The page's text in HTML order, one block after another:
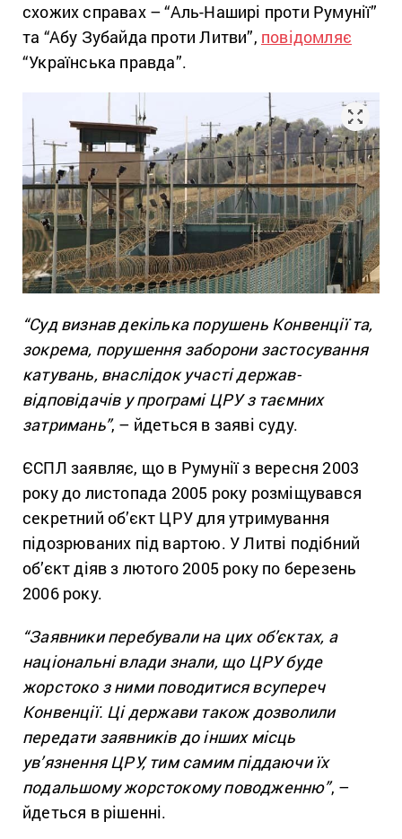
схожих справах – “Аль-Наширі проти Румунії”
та “Абу Зубайда проти Литви”, повідомляє
“Українська правда”.
“Суд визнав декілька порушень Конвенції та,
зокрема, порушення заборони застосування
катувань, внаслідок участі держав-
відповідачів у програмі ЦРУ з таємних
затримань”, – йдеться в заяві суду.
ЄСПЛ заявляє, що в Румунії з вересня 2003
року до листопада 2005 року розміщувався
секретний об’єкт ЦРУ для утримування
підозрюваних під вартою. У Литві подібний
об’єкт діяв з лютого 2005 року по березень
2006 року.
“Заявники перебували на цих об’єктах, а
національні влади знали, що ЦРУ буде
жорстоко з ними поводитися всупереч
Конвенції. Ці держави також дозволили
передати заявників до інших місць
ув’язнення ЦРУ, тим самим піддаючи їх
подальшому жорстокому поводженню”, –
йдеться в рішенні.